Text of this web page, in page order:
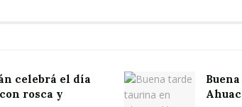
celebrá el día
rosca y